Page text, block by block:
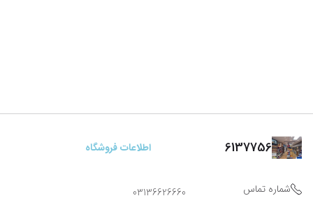
6137756 اطلاعات فروشگاه
شماره تماس 03136626660